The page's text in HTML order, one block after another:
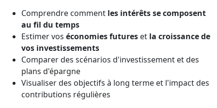
Comprendre comment les intérêts se composent
au fil du temps
Estimer vos économies futures et la croissance de
vos investissements
Comparer des scénarios d'investissement et des
plans d'épargne
Visualiser des objectifs à long terme et l'impact des
contributions régulières